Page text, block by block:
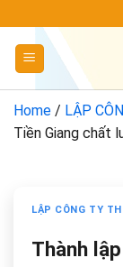
đến
dung
Home / LẬP
Tiền Giang chất
LẬP CÔNG TY
Thành